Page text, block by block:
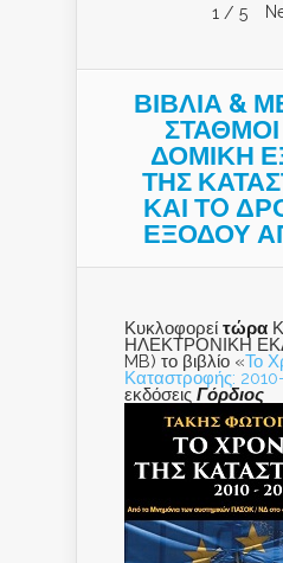
1 / 5
ΒΙΒΛΙΑ &
ΣΤΑΘΜΟΙ
ΔΟΜΙΚΗ
ΤΗΣ
ΚΑΙ ΤO
ΕΞΟΔΟΥ
Κυκλοφορεί τώρα
ΗΛΕΚΤΡΟΝΙΚΗ
MB) το βιβλίο «Το
Καταστροφής:
εκδόσεις Γόρδιος